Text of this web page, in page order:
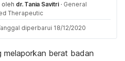
oleh dr. Tania Savitri · General
Therapeutic
diperbarui 18/12/2020
berat badan